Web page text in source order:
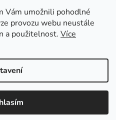
Vám umožnili pohodlné
provozu webu neustále
a použitelnost. Více
s
podmínkami ochrany
Shoptet
. Všechna práva vyhrazena.
cookies